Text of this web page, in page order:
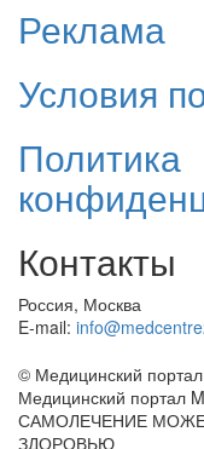
Реклама
Условия
Политика
Контакты
Россия, Москва
E-mail:
© Медицинский
Медицинский портал
САМОЛЕЧЕНИЕ
ЗДОРОВЬЮ